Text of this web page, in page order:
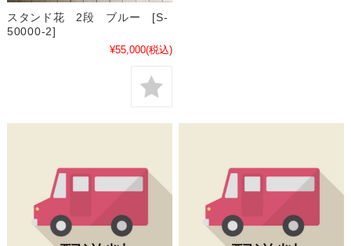
スタンド花 2段 ブルー [S-
50000-2]
¥55,000(税込)